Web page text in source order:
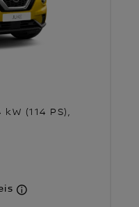
(114 PS),